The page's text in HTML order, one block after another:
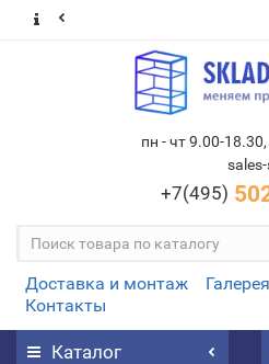
пн - чт 9.00-
+7(495)
Доставка и монтаж
Контакты
Каталог